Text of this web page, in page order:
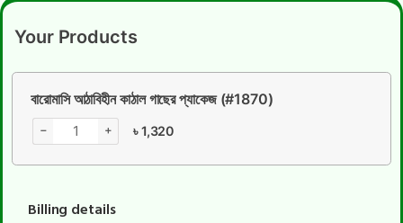
Your Products
বারোমাসি আঠাবিহীন কাঠাল গাছের প্যাকেজ (#1870)
− + ৳1,320
Billing details